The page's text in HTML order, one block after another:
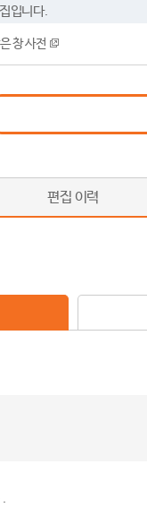
입니다.
창 사전
편집 이력